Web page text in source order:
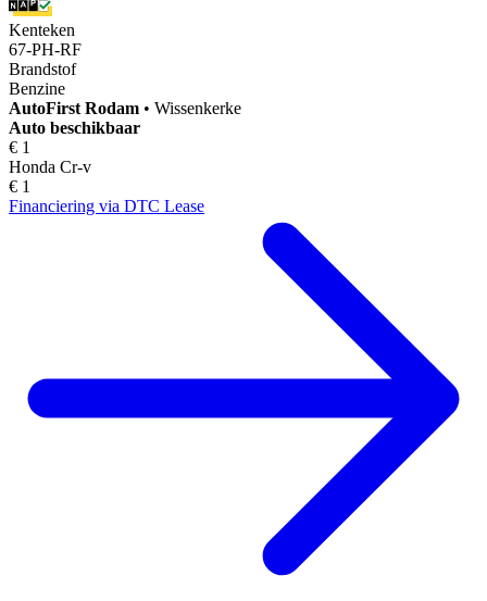
Kenteken
67-PH-RF
Brandstof
Benzine
AutoFirst Rodam • Wissenkerke
Auto beschikbaar
€ 1
Honda Cr-v
€ 1
Financiering via DTC Lease